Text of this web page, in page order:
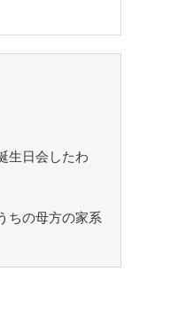
生日会したわ
ちの母方の家系